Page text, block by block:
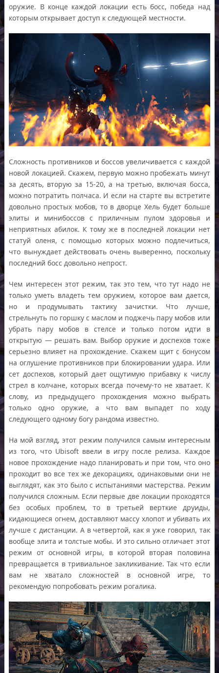
оружие. В конце каждой локации есть босс, победа над
которым открывает доступ к следующей местности.
Сложность противников и боссов увеличивается с каждой
новой локацией. Скажем, первую можно пробежать минут
за десять, вторую за 15-20, а на третью, включая босса,
можно потратить полчаса. И если на старте вы встретите
довольно простых мобов, то в дворце Хель будет больше
элиты и минибоссов с приличным пулом здоровья и
неприятных абилок. К тому же в последней локации нет
статуй оленя, с помощью которых можно подлечиться,
что вынуждает действовать очень выверенно, поскольку
последний босс довольно непрост.
Чем интересен этот режим, так это тем, что тут надо не
только уметь владеть тем оружием, которое вам дается,
но и продумывать тактику зачистки. Что лучше,
стрельнуть по горшку с маслом и поджечь пару мобов или
убрать пару мобов в стелсе и только потом идти в
открытую — решать вам. Выбор оружие и доспехов тоже
серьезно влияет на прохождение. Скажем щит с бонусом
на оглушение противников при блокировании удара. Или
сет доспехов, который дает ощутимую прибавку к числу
стрел в колчане, которых всегда почему-то не хватает. К
слову, из предыдущего прохождения можно выбрать
только одно оружие, а что вам выпадет по ходу
следующего одному богу рандома известно.
На мой взгляд, этот режим получился самым интересным
из того, что Ubisoft ввели в игру после релиза. Каждое
новое прохождение надо планировать и при том, что оно
проходит во все тех же декорациях, одинаковыми они не
выглядят, как это было с испытаниями мастерства. Режим
получился сложным. Если первые две локации проходятся
без особых проблем, то в третьей верткие друиды,
кидающиеся огнем, доставляют массу хлопот и убивать их
лучше с дистанции. А в четвертой, как я уже говорил, так
вообще элита и толстые мобы. И это сильно отличает этот
режим от основной игры, в которой вторая половина
превращается в тривиальное закликивание. Так что если
вам не хватало сложностей в основной игре, то
рекомендую попробовать режим рогалика.